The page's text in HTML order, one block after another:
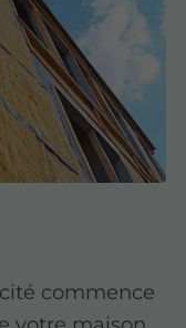
commence